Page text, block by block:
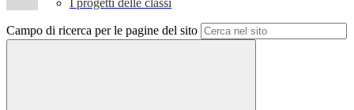
I progetti delle classi
Campo di ricerca per le pagine del sito